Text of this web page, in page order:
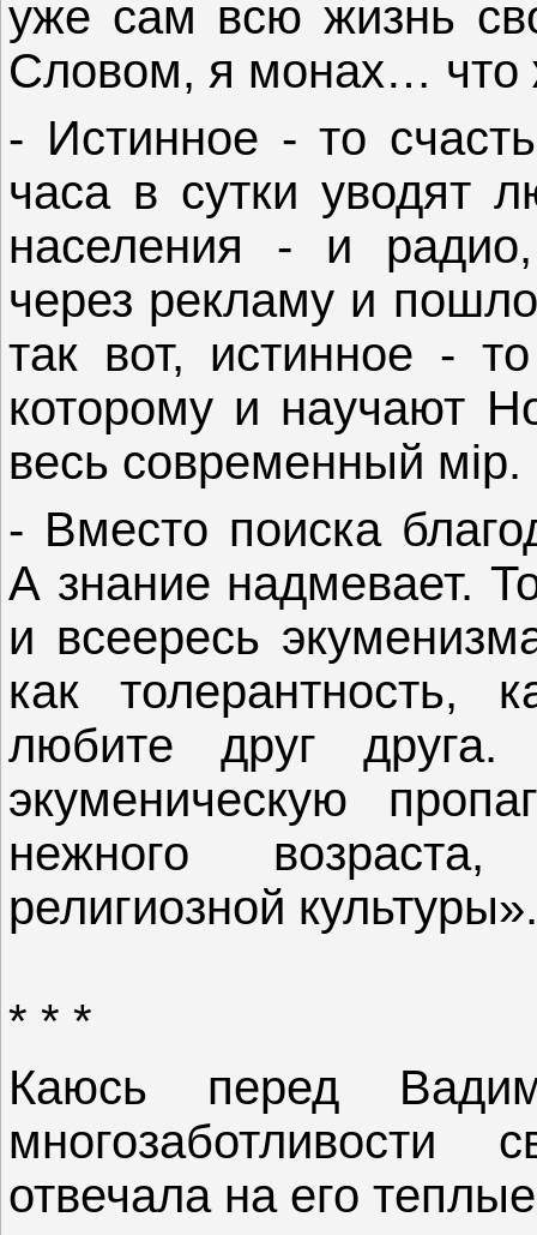
уже сам всю жизнь
Словом, я монах… что
- Истинное - то
часа в сутки уводят
населения - и
через рекламу и
так вот, истинное -
которому и научают
весь современный мiр.
- Вместо поиска
А знание надмевает.
и всеересь
как толерантность,
любите друг
экуменическую
нежного
религиозной культуры».
* * *
Каюсь перед
отвечала на его